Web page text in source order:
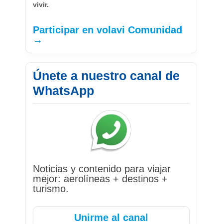
vivir.
Participar en volavi Comunidad
→
Únete a nuestro canal de
WhatsApp
Noticias y contenido para viajar
mejor: aerolíneas + destinos +
turismo.
Unirme al canal